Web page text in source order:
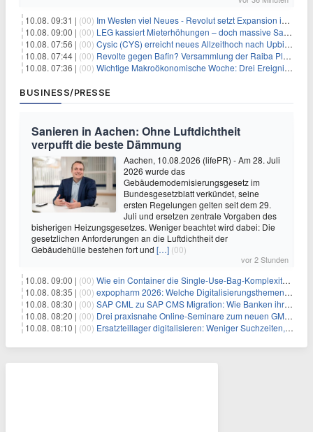
10.08. 09:31 | (00) Im Westen viel Neues - Revolut setzt Expansion in Europa fort
10.08. 09:00 | (00) LEG kassiert Mieterhöhungen – doch massive Sanierungskosten fressen Gewinne auf
10.08. 07:56 | (00) Cysic (CYS) erreicht neues Allzeithoch nach Upbit-Listing
10.08. 07:44 | (00) Revolte gegen Bafin? Versammlung der Raiba Plankstetten mit brisanter Agenda
10.08. 07:36 | (00) Wichtige Makroökonomische Woche: Drei Ereignisse, die Bitcoin beeinflussen könnten
BUSINESS/PRESSE
Sanieren in Aachen: Ohne Luftdichtheit
verpufft die beste Dämmung
Aachen, 10.08.2026 (lifePR) - Am 28. Juli
2026 wurde das
Gebäudemodernisierungsgesetz im
Bundesgesetzblatt verkündet, seine
ersten Regelungen gelten seit dem 29.
Juli und ersetzen zentrale Vorgaben des
bisherigen Heizungsgesetzes. Weniger beachtet wird dabei: Die
gesetzlichen Anforderungen an die Luftdichtheit der
Gebäudehülle bestehen fort und […] (00)
vor 2 Stunden
10.08. 09:00 | (00) Wie ein Container die Single-Use-Bag-Komplexität reduziert
10.08. 08:35 | (00) expopharm 2026: Welche Digitalisierungsthemen Apotheken betreffen
10.08. 08:30 | (00) SAP CML zu SAP CMS Migration: Wie Banken ihr Sicherheitenmanagement für SAP S/4HANA modernisieren und regulatorische Anforderungen erfüllen
10.08. 08:20 | (00) Drei praxisnahe Online-Seminare zum neuen GModG Ende August und Anfang September 2026
10.08. 08:10 | (00) Ersatzteillager digitalisieren: Weniger Suchzeiten, mehr Produktivität